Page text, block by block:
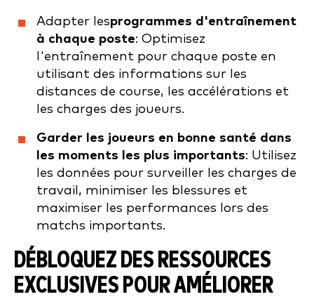
Adapter lesprogrammes d'entraînement
à chaque poste: Optimisez
l'entraînement pour chaque poste en
utilisant des informations sur les
distances de course, les accélérations et
les charges des joueurs.
Garder les joueurs en bonne santé dans
les moments les plus importants: Utilisez
les données pour surveiller les charges de
travail, minimiser les blessures et
maximiser les performances lors des
matchs importants.
DÉBLOQUEZ DES RESSOURCES
EXCLUSIVES POUR AMÉLIORER